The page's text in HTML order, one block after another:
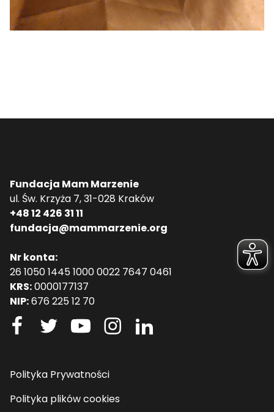
Fundacja Mam Marzenie
ul. Św. Krzyża 7, 31-028 Kraków
+48 12 426 31 11
fundacja@mammarzenie.org
Nr konta:
26 1050 1445 1000 0022 7647 0461
KRS:0000177137
NIP:676 225 12 70
Polityka Prywatności
Polityka plików cookies